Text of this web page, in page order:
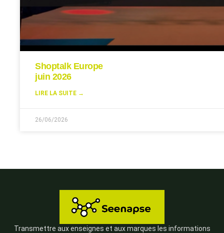
Shoptalk Europe
juin 2026
LIRE LA SUITE →
26/06/2026
Transmettre aux enseignes et aux marques les informations